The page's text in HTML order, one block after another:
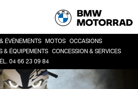
ÉVÉNEMENTS MOTOS
SPORT
OCCASIONS
& ÉQUIPEMENTS CONCESSION & SERVICES
LA CONCESSION
04 66 23 09 84